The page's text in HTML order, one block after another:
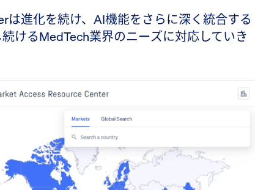
は進化を続け、AI機能をさらに深く統合する
けるMedTech業界のニーズに対応していき